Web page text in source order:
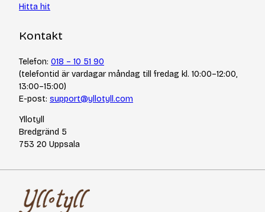
Hitta hit
Kontakt
Telefon: 018 – 10 51 90
(telefontid är vardagar måndag till fredag kl. 10:00–12:00,
13:00–15:00)
E-post: support@yllotyll.com
Yllotyll
Bredgränd 5
753 20 Uppsala